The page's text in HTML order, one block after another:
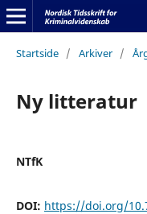
Startside / Arkiver /
Ny litteratur
NTfK
DOI: https://doi.org/